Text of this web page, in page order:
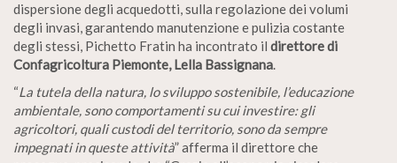
dispersione degli acquedotti, sulla regolazione dei volumi
degli invasi, garantendo manutenzione e pulizia costante
degli stessi, Pichetto Fratin ha incontrato il direttore di
Confagricoltura Piemonte, Lella Bassignana.
“La tutela della natura, lo sviluppo sostenibile, l’educazione
ambientale, sono comportamenti su cui investire: gli
agricoltori, quali custodi del territorio, sono da sempre
impegnati in queste attività” afferma il direttore che